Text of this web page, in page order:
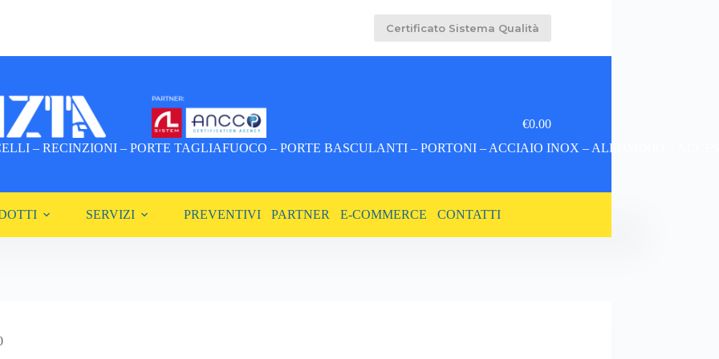
Certificato Sistema Qualità
– RECINZIONI – PORTE TAGLIAFUOCO – PORTE BASCULANTI – PORTONI – ACCIAIO INOX – ALLUMINIO –
Carrello
€0.00
SERVIZI PREVENTIVI PARTNER E-COMMERCE CONTATTI